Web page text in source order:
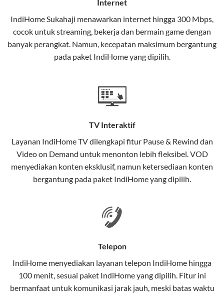
Selain internet, layanan IndiHome juga mencakup TV
interaktif (IndiHome TV) dan telepon rumah dalam
satu paket.
Teknologi di Balik WiFi IndiHome
Wifi IndiHome menggunakan teknologi Fiber To The
menggunakan kabel serat optik hingga ke rumah
pelanggan. Teknologi ini memiliki beberapa
keunggulan:
Kecepatan Tinggi
dibandingkan kabel tembaga atau DSL.
elektromagnetik, sehingga koneksi tetap lancar.
Latensi Rendah
Internet
IndiHome Sukahaji menawarkan internet hingga 300 Mbps,
cocok untuk streaming, bekerja dan bermain game dengan
banyak perangkat. Namun, kecepatan maksimum bergantung
pada paket IndiHome yang dipilih.
TV Interaktif
Layanan IndiHome TVdilengkapi fitur Pause & Rewind dan
Video on Demand untuk menonton lebih fleksibel. VOD
menyediakan konten eksklusif, namun ketersediaan konten
bergantung pada paket IndiHome yang dipilih.
Telepon
IndiHome menyediakan layanan telepon IndiHome hingga
100 menit, sesuai paket IndiHome yang dipilih. Fitur ini
bermanfaat untuk komunikasi jarak jauh, meski batas waktu